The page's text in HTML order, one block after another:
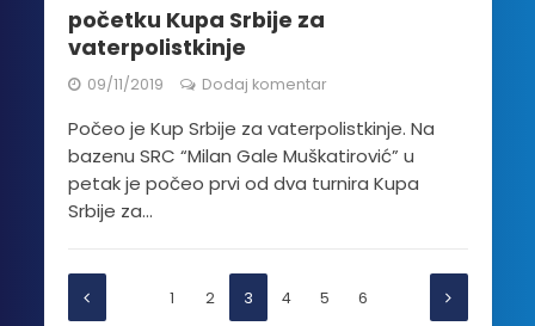
početku Kupa Srbije za
vaterpolistkinje
09/11/2019 Dodaj komentar
Počeo je Kup Srbije za vaterpolistkinje. Na
bazenu SRC “Milan Gale Muškatirović” u
petak je počeo prvi od dva turnira Kupa
Srbije za...
1 2 3 4 5 6